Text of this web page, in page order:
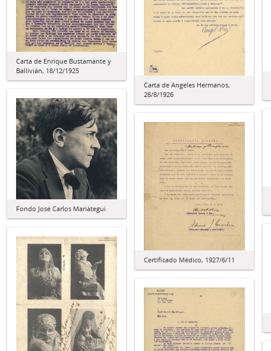
Carta de Enrique Bustamante y
Ballivián, 18/12/1925
Carta de Angeles Hermanos,
28/8/1926
Fondo José Carlos Mariátegui
Certificado Médico, 1927/6/11